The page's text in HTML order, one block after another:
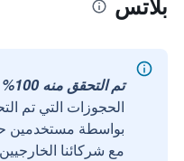
تم التحقق منه 100%
الحجوزات التي تم
مع شركائنا